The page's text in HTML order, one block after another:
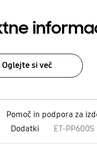
Oglejte si več
Pomoč in podpora za
Dodatki ET-PP600S